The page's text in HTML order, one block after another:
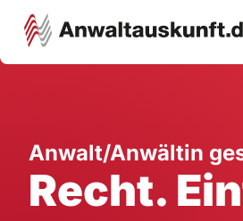
Ausbildung
Anwalt/Anwältin
Recht.